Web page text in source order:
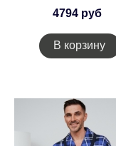
4794 руб
В корзину